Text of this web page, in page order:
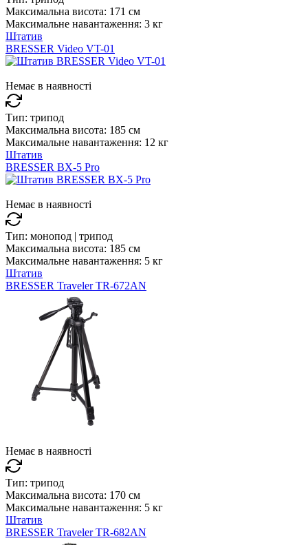
Максимальна висота: 171 см
Максимальне навантаження: 3 кг
Штатив
BRESSER Video VT-01
Немає в наявності
Тип: трипод
Максимальна висота: 185 см
Максимальне навантаження: 12 кг
Штатив
BRESSER BX-5 Pro
Немає в наявності
Тип: монопод | трипод
Максимальна висота: 185 см
Максимальне навантаження: 5 кг
Штатив
BRESSER Traveler TR-672AN
Немає в наявності
Тип: трипод
Максимальна висота: 170 см
Максимальне навантаження: 5 кг
Штатив
BRESSER Traveler TR-682AN